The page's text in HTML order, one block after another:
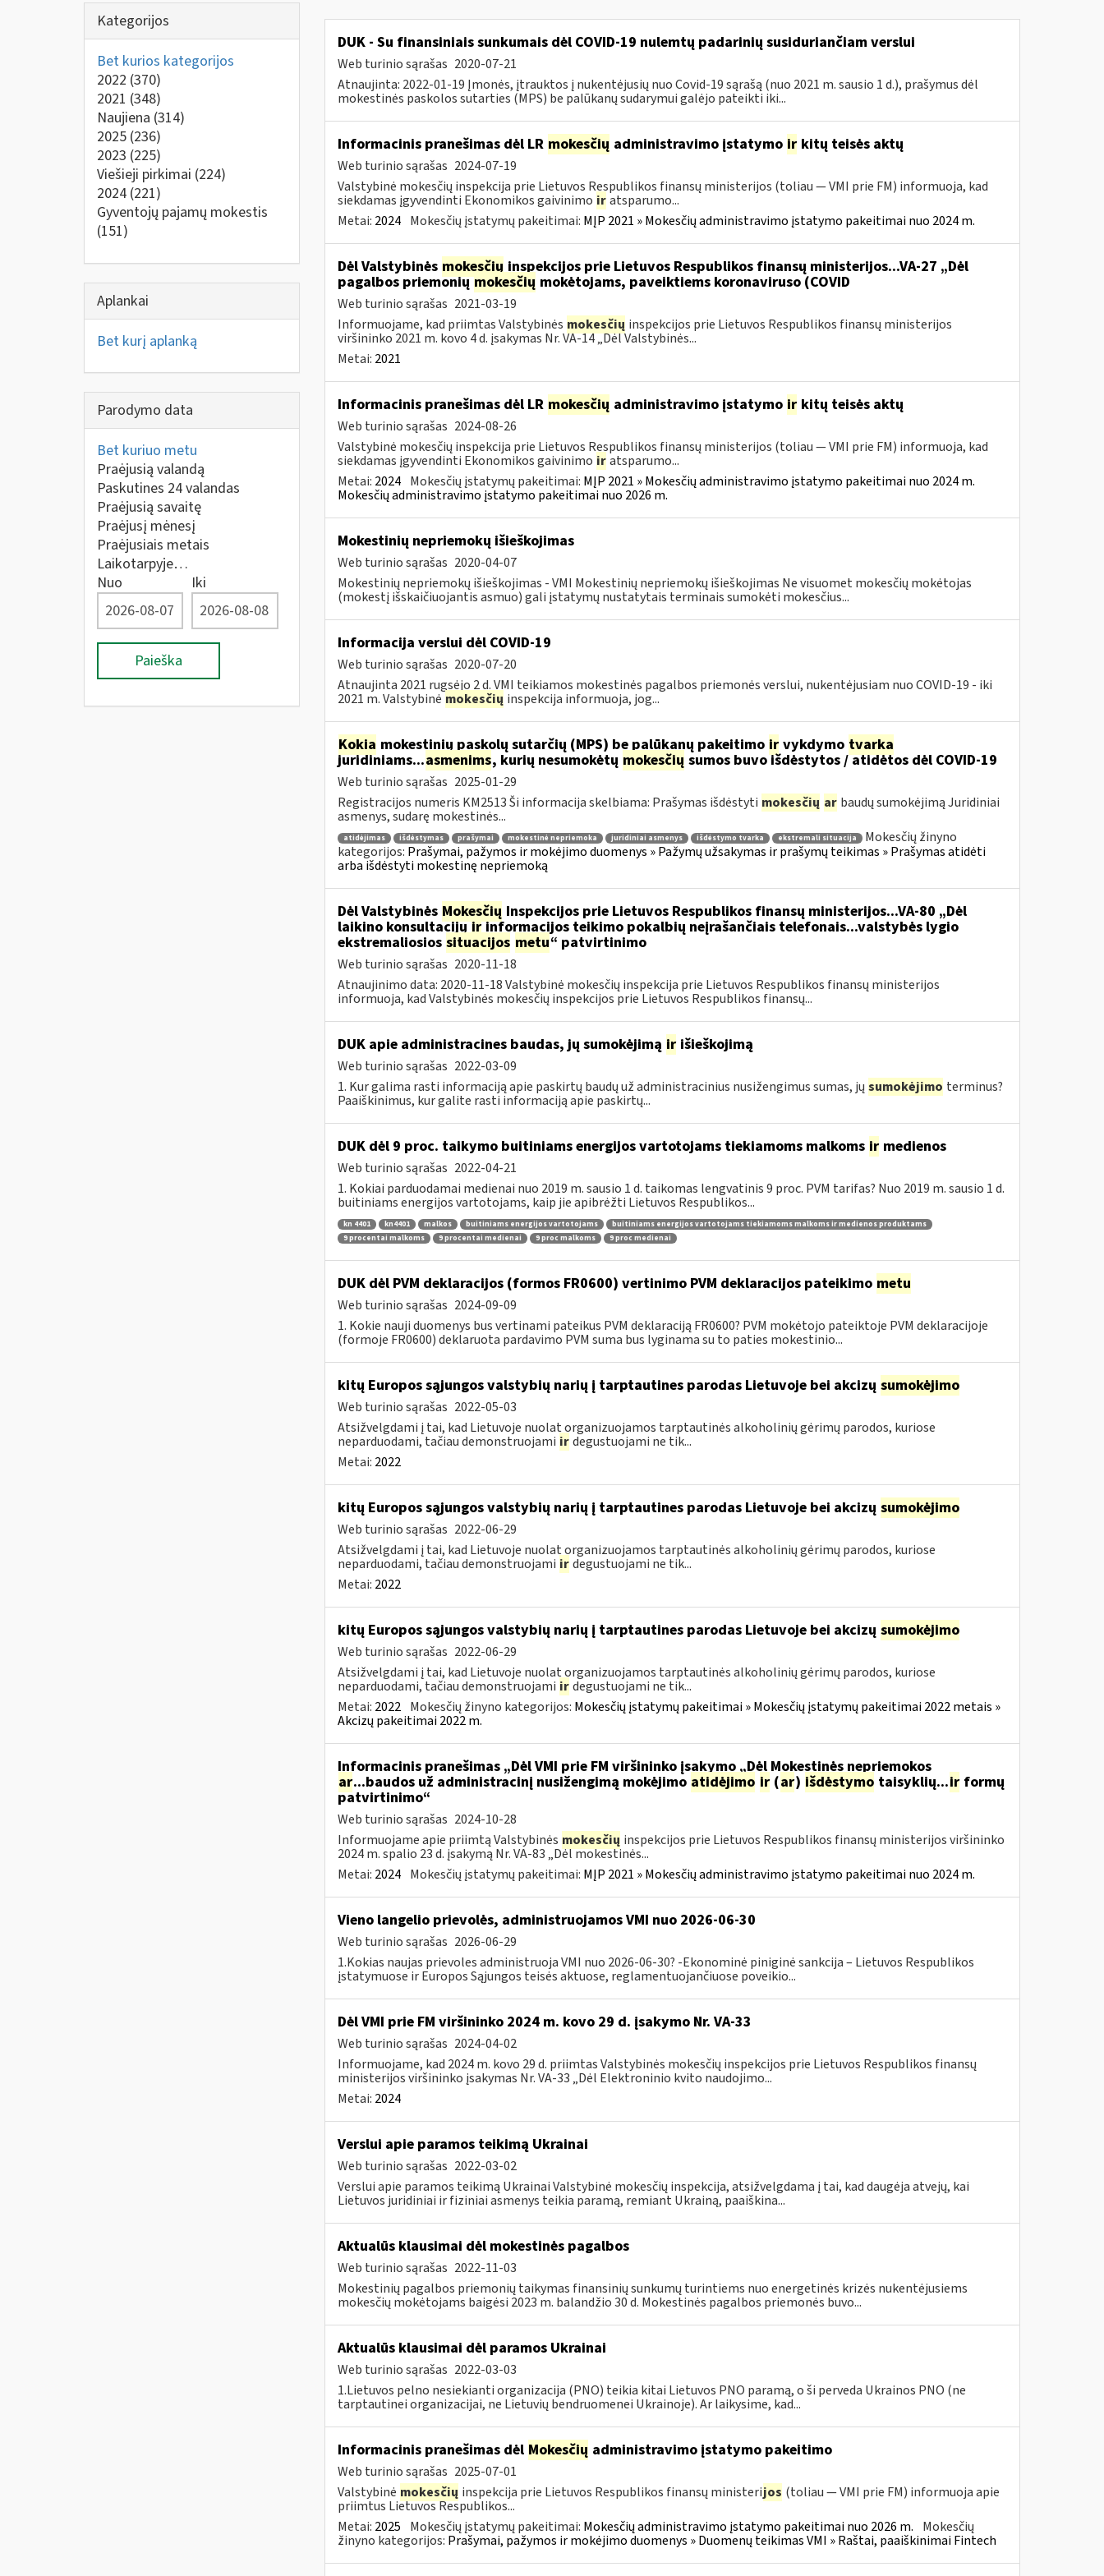
Kategorijos
Bet kurios kategorijos
2022 (370)
2021 (348)
Naujiena (314)
2025 (236)
2023 (225)
Viešieji pirkimai (224)
2024 (221)
Gyventojų pajamų mokestis
(151)
Aplankai
Bet kurį aplanką
Parodymo data
Bet kuriuo metu
Praėjusią valandą
Paskutines 24 valandas
Praėjusią savaitę
Praėjusį mėnesį
Praėjusiais metais
Laikotarpyje…
Nuo
Iki
Paieška
DUK - Su finansiniais sunkumais dėl COVID-19 nulemtų padarinių susiduriančiam verslui
Web turinio sąrašas 2020-07-21
Atnaujinta: 2022-01-19 Įmonės, įtrauktos į nukentėjusių nuo Covid-19 sąrašą (nuo 2021 m. sausio 1 d.), prašymus dėl
mokestinės paskolos sutarties (MPS) be palūkanų sudarymui galėjo pateikti iki...
Informacinis pranešimas dėl LR mokesčių administravimo įstatymo irkitų teisės aktų
Web turinio sąrašas 2024-07-19
Valstybinė mokesčių inspekcija prie Lietuvos Respublikos finansų ministerijos (toliau — VMI prie FM) informuoja, kad
siekdamas įgyvendinti Ekonomikos gaivinimo ir atsparumo...
Metai: 2024 Mokesčių įstatymų pakeitimai: MĮP 2021 » Mokesčių administravimo įstatymo pakeitimai nuo 2024 m.
Dėl Valstybinės mokesčiųinspekcijos prie Lietuvos Respublikos finansų ministerijos...VA-27 „Dėl
pagalbos priemoniųmokesčių mokėtojams, paveiktiems koronaviruso (COVID
Web turinio sąrašas 2021-03-19
Informuojame, kad priimtas Valstybinės mokesčių inspekcijos prie Lietuvos Respublikos finansų ministerijos
viršininko 2021 m. kovo 4 d. įsakymas Nr. VA-14 „Dėl Valstybinės...
Metai: 2021
Informacinis pranešimas dėl LR mokesčių administravimo įstatymo irkitų teisės aktų
Web turinio sąrašas 2024-08-26
Valstybinė mokesčių inspekcija prie Lietuvos Respublikos finansų ministerijos (toliau — VMI prie FM) informuoja, kad
siekdamas įgyvendinti Ekonomikos gaivinimo ir atsparumo...
Metai: 2024 Mokesčių įstatymų pakeitimai: MĮP 2021 » Mokesčių administravimo įstatymo pakeitimai nuo 2024 m.
Mokesčių administravimo įstatymo pakeitimai nuo 2026 m.
Mokestinių nepriemokų išieškojimas
Web turinio sąrašas 2020-04-07
Mokestinių nepriemokų išieškojimas - VMI Mokestinių nepriemokų išieškojimas Ne visuomet mokesčių mokėtojas
(mokestį išskaičiuojantis asmuo) gali įstatymų nustatytais terminais sumokėti mokesčius...
Informacija verslui dėl COVID-19
Web turinio sąrašas 2020-07-20
Atnaujinta 2021 rugsėjo 2 d. VMI teikiamos mokestinės pagalbos priemonės verslui, nukentėjusiam nuo COVID-19 - iki
2021 m. Valstybinė mokesčių inspekcija informuoja, jog...
Kokia mokestinių paskolų sutarčių (MPS) be palūkanų pakeitimo irvykdymo tvarka
juridiniams...asmenims, kurių nesumokėtų mokesčių sumos buvo išdėstytos / atidėtos dėl COVID-19
Web turinio sąrašas 2025-01-29
Registracijos numeris KM2513 Ši informacija skelbiama: Prašymas išdėstyti mokesčių ar baudų sumokėjimą Juridiniai
asmenys, sudarę mokestinės...
atidėjimas išdėstymas prašymai mokestinė nepriemoka juridiniai asmenys išdėstymo tvarka ekstremali situacija
Mokesčių žinyno
kategorijos: Prašymai, pažymos ir mokėjimo duomenys » Pažymų užsakymas ir prašymų teikimas » Prašymas atidėti
arba išdėstyti mokestinę nepriemoką
Dėl Valstybinės Mokesčių Inspekcijos prie Lietuvos Respublikos finansų ministerijos...VA-80 „Dėl
laikino konsultacijųirinformacijos teikimo pokalbių neįrašančiais telefonais...valstybės lygio
ekstremaliosios situacijos metu“ patvirtinimo
Web turinio sąrašas 2020-11-18
Atnaujinimo data: 2020-11-18 Valstybinė mokesčių inspekcija prie Lietuvos Respublikos finansų ministerijos
informuoja, kad Valstybinės mokesčių inspekcijos prie Lietuvos Respublikos finansų...
DUK apie administracines baudas, jų sumokėjimą irišieškojimą
Web turinio sąrašas 2022-03-09
1. Kur galima rasti informaciją apie paskirtų baudų už administracinius nusižengimus sumas, jų sumokėjimo terminus?
Paaiškinimus, kur galite rasti informaciją apie paskirtų...
DUK dėl 9 proc. taikymo buitiniams energijos vartotojams tiekiamoms malkoms irmedienos
Web turinio sąrašas 2022-04-21
1. Kokiai parduodamai medienai nuo 2019 m. sausio 1 d. taikomas lengvatinis 9 proc. PVM tarifas? Nuo 2019 m. sausio 1 d.
buitiniams energijos vartotojams, kaip jie apibrėžti Lietuvos Respublikos...
kn 4401 kn4401 malkos buitiniams energijos vartotojams
buitiniams energijos vartotojams tiekiamoms malkoms ir medienos produktams
9 procentai malkoms
9 procentai medienai 9 proc malkoms 9 proc medienai
DUK dėl PVM deklaracijos (formos FR0600) vertinimo PVM deklaracijos pateikimo metu
Web turinio sąrašas 2024-09-09
1. Kokie nauji duomenys bus vertinami pateikus PVM deklaraciją FR0600? PVM mokėtojo pateiktoje PVM deklaracijoje
(formoje FR0600) deklaruota pardavimo PVM suma bus lyginama su to paties mokestinio...
kitų Europos sąjungos valstybių narių į tarptautines parodas Lietuvoje bei akcizų sumokėjimo
Web turinio sąrašas 2022-05-03
Atsižvelgdami į tai, kad Lietuvoje nuolat organizuojamos tarptautinės alkoholinių gėrimų parodos, kuriose
neparduodami, tačiau demonstruojami ir degustuojami ne tik...
Metai: 2022
kitų Europos sąjungos valstybių narių į tarptautines parodas Lietuvoje bei akcizų sumokėjimo
Web turinio sąrašas 2022-06-29
Atsižvelgdami į tai, kad Lietuvoje nuolat organizuojamos tarptautinės alkoholinių gėrimų parodos, kuriose
neparduodami, tačiau demonstruojami ir degustuojami ne tik...
Metai: 2022
kitų Europos sąjungos valstybių narių į tarptautines parodas Lietuvoje bei akcizų sumokėjimo
Web turinio sąrašas 2022-06-29
Atsižvelgdami į tai, kad Lietuvoje nuolat organizuojamos tarptautinės alkoholinių gėrimų parodos, kuriose
neparduodami, tačiau demonstruojami ir degustuojami ne tik...
Metai: 2022 Mokesčių žinyno kategorijos: Mokesčių įstatymų pakeitimai » Mokesčių įstatymų pakeitimai 2022 metais »
Akcizų pakeitimai 2022 m.
Informacinis pranešimas „Dėl VMI prie FM viršininko įsakymo „Dėl Mokestinės nepriemokos
ar...baudos už administracinį nusižengimą mokėjimo atidėjimo ir(ar) išdėstymo taisyklių...irformų
patvirtinimo“
Web turinio sąrašas 2024-10-28
Informuojame apie priimtą Valstybinės mokesčių inspekcijos prie Lietuvos Respublikos finansų ministerijos viršininko
2024 m. spalio 23 d. įsakymą Nr. VA-83 „Dėl mokestinės...
Metai: 2024 Mokesčių įstatymų pakeitimai: MĮP 2021 » Mokesčių administravimo įstatymo pakeitimai nuo 2024 m.
Vieno langelio prievolės, administruojamos VMI nuo 2026-06-30
Web turinio sąrašas 2026-06-29
1.Kokias naujas prievoles administruoja VMI nuo 2026-06-30? -Ekonominė piniginė sankcija – Lietuvos Respublikos
įstatymuose ir Europos Sąjungos teisės aktuose, reglamentuojančiuose poveikio...
Dėl VMI prie FM viršininko 2024 m. kovo 29 d. įsakymo Nr. VA-33
Web turinio sąrašas 2024-04-02
Informuojame, kad 2024 m. kovo 29 d. priimtas Valstybinės mokesčių inspekcijos prie Lietuvos Respublikos finansų
ministerijos viršininko įsakymas Nr. VA-33 „Dėl Elektroninio kvito naudojimo...
Metai: 2024
Verslui apie paramos teikimą Ukrainai
Web turinio sąrašas 2022-03-02
Verslui apie paramos teikimą Ukrainai Valstybinė mokesčių inspekcija, atsižvelgdama į tai, kad daugėja atvejų, kai
Lietuvos juridiniai ir fiziniai asmenys teikia paramą, remiant Ukrainą, paaiškina...
Aktualūs klausimai dėl mokestinės pagalbos
Web turinio sąrašas 2022-11-03
Mokestinių pagalbos priemonių taikymas finansinių sunkumų turintiems nuo energetinės krizės nukentėjusiems
mokesčių mokėtojams baigėsi 2023 m. balandžio 30 d. Mokestinės pagalbos priemonės buvo...
Aktualūs klausimai dėl paramos Ukrainai
Web turinio sąrašas 2022-03-03
1.Lietuvos pelno nesiekianti organizacija (PNO) teikia kitai Lietuvos PNO paramą, o ši perveda Ukrainos PNO (ne
tarptautinei organizacijai, ne Lietuvių bendruomenei Ukrainoje). Ar laikysime, kad...
Informacinis pranešimas dėl Mokesčių administravimo įstatymo pakeitimo
Web turinio sąrašas 2025-07-01
Valstybinė mokesčių inspekcija prie Lietuvos Respublikos finansų ministerijos (toliau — VMI prie FM) informuoja apie
priimtus Lietuvos Respublikos...
Metai: 2025 Mokesčių įstatymų pakeitimai: Mokesčių administravimo įstatymo pakeitimai nuo 2026 m. Mokesčių
žinyno kategorijos: Prašymai, pažymos ir mokėjimo duomenys » Duomenų teikimas VMI » Raštai, paaiškinimai Fintech